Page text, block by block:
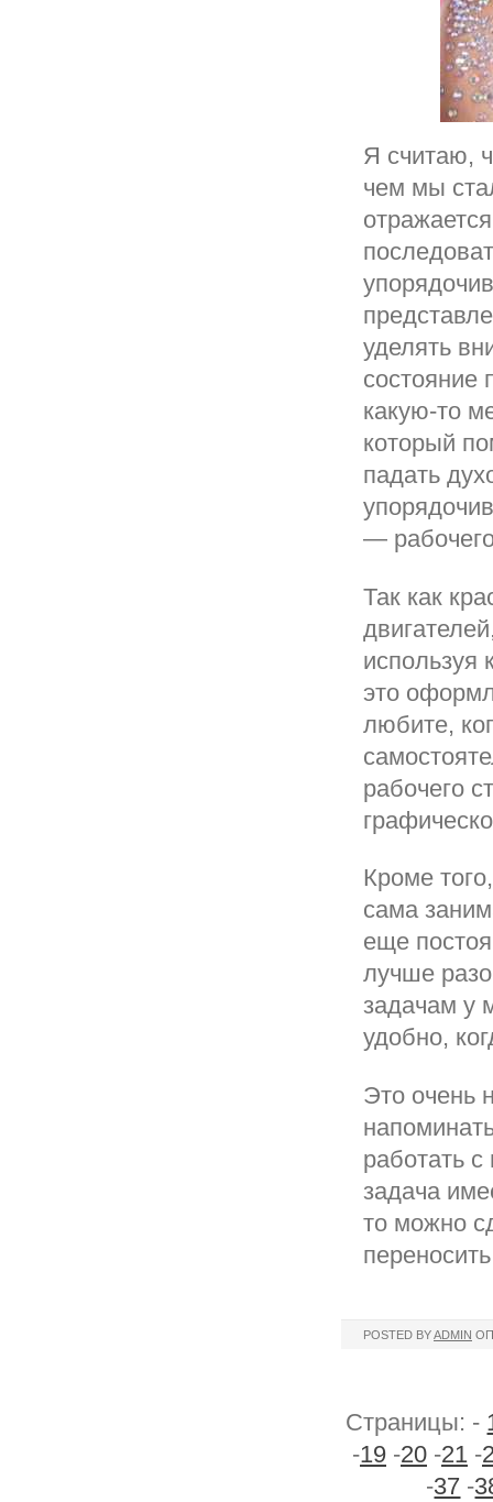
Я считаю,
чем мы
уделять
состояние
какую-то
который
падать
—
Так как
используя
это
любите,
рабочего
Кроме
сама
еще
лучше
задачам у
удобно,
Это очень
работать
задача
то можно
POSTED BYADMIN
Страницы: -
-19 -20 -21 -
-37 -